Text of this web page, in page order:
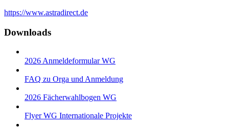
https://www.astradirect.de
Downloads
2026 Anmeldeformular WG
FAQ zu Orga und Anmeldung
2026 Fächerwahlbogen WG
Flyer WG Internationale Projekte